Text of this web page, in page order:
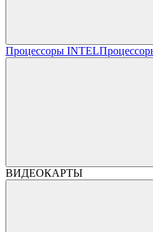
Процессоры INTEL
ВИДЕОКАРТЫ